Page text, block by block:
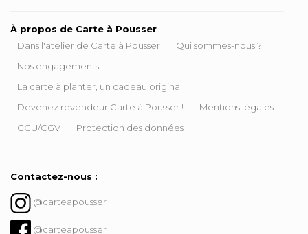
À propos de Carte à Pousser
Dans l'atelier de Carte à Pousser
Qui sommes-nous ?
Nos engagements
La carte à planter, un cadeau original
Devenez revendeur Carte à Pousser !
Mentions légales
CGU/CGV
Protection des données
Contactez-nous :
@carteapousser
@carteapousser